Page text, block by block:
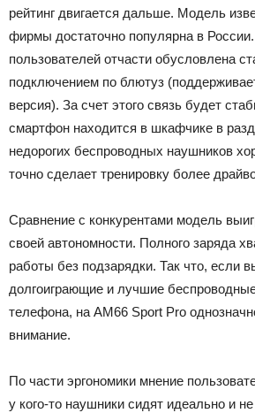
рейтинг двигается дальше. Модель
фирмы достаточно популярна в
пользователей отчасти обусловлена
подключением по блютуз
версия). За счет этого связь будет
смартфон находится в шкафчике в
недорогих беспроводных наушников
точно сделает тренировку более
Сравнение с конкурентами модель
своей автономности. Полного заряда
работы без подзарядки. Так что, если
долгоиграющие и лучшие
телефона, на AM66 Sport Pro
внимание.
По части эргономики мнение
у кого-то наушники сидят идеально и